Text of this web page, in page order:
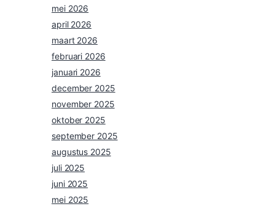
mei 2026
april 2026
maart 2026
februari 2026
januari 2026
december 2025
november 2025
oktober 2025
september 2025
augustus 2025
juli 2025
juni 2025
mei 2025